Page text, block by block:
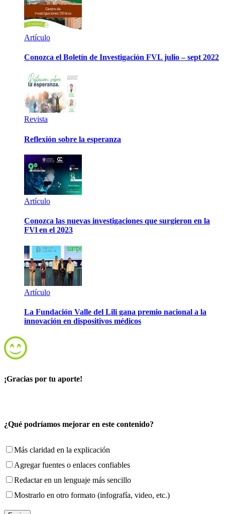
Artículo
Conozca el Boletín de Investigación FVL julio – sept 2022
Revista
Reflexión sobre la esperanza
Artículo
Conozca las nuevas investigaciones que surgieron en la
FVl en el 2023
Artículo
La Fundación Valle del Lili gana premio nacional a la
innovación en dispositivos médicos
¡Gracias por tu aporte!
¿Qué podríamos mejorar en este contenido?
Más claridad en la explicación
Agregar fuentes o enlaces confiables
Redactar en un lenguaje más sencillo
Mostrarlo en otro formato (infografía, video, etc.)